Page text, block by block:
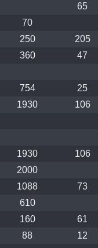
65
70
250
205
360
47
754
25
1930
106
1930
106
2000
1088
73
610
160
61
88
12